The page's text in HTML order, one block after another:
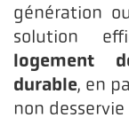
génération
solution
logement
durable, en
non